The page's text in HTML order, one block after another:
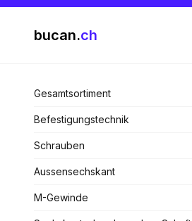
bucan.ch
Gesamtsortiment
Befestigungstechnik
Schrauben
Aussensechskant
M-Gewinde